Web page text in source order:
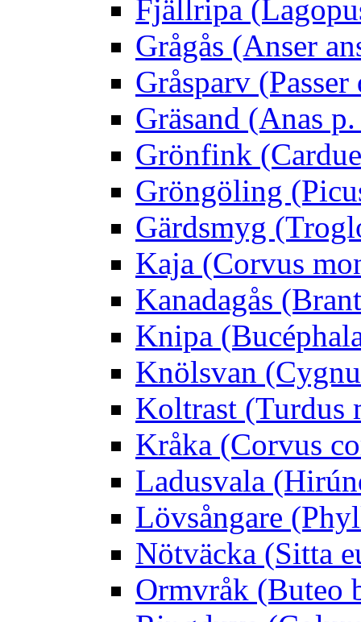
Fjällripa
Grågås (Anser
Gråsparv
Gräsand (Anas
Grönfink
Gröngöling
Gärdsmyg
Kaja (Corvus
Kanadagås
Knipa
Knölsvan
Koltrast (Turdus
Kråka (Corvus
Ladusvala
Lövsångare
Nötväcka (Sitta
Ormvråk (Buteo